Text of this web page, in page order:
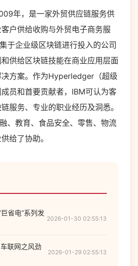
年，是一家外贸供应链服务供
户供给收购与外贸电子商务服
于企业级区块链进行投入的公司
供给区块链技能在商业应用层面
方案。作为Hyperledger（超级
员和首要贡献者，IBM可认为客
服务、专业的职业经历及洞悉。
、教育、食品安全、零售、物流
给了协助。
省电”系列发
2026-01-30 02:55:13
联网之风劲
2026-01-29 02:55:13